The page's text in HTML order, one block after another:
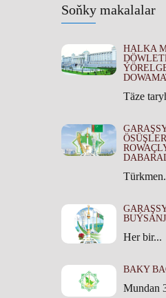
Soňky makalalar
HALKA
Täze
Her bir...
BAKY
Mundan